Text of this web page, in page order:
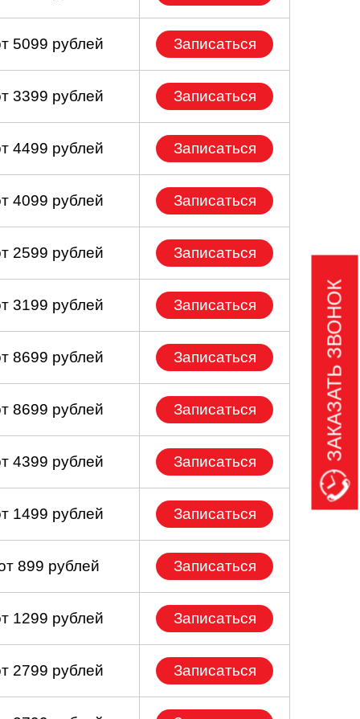
5099 рублей Записаться
3399 рублей Записаться
4499 рублей Записаться
4099 рублей Записаться
2599 рублей Записаться
3199 рублей Записаться
8699 рублей Записаться
8699 рублей Записаться
4399 рублей Записаться
1499 рублей Записаться
899 рублей Записаться
1299 рублей Записаться
2799 рублей Записаться
ЗАКАЗАТЬ ЗВОНОК